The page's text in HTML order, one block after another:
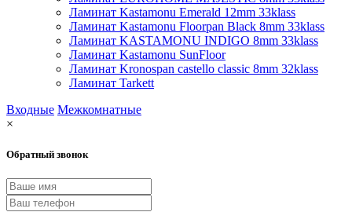
Ламинат Kastamonu Emerald 12mm 33klass
Ламинат Kastamonu Floorpan Black 8mm 33klass
Ламинат KASTAMONU INDIGO 8mm 33klass
Ламинат Kastamonu SunFloor
Ламинат Kronospan castello classic 8mm 32klass
Ламинат Tarkett
Входные Межкомнатные
×
Обратный звонок